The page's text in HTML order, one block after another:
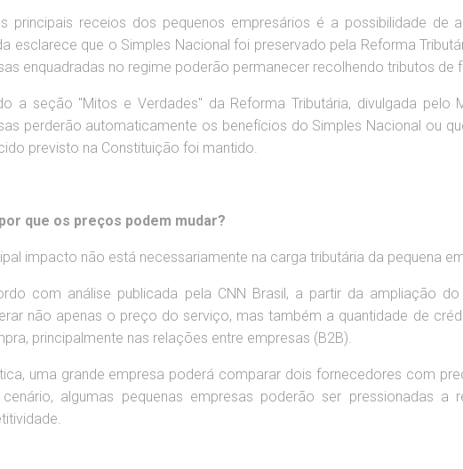
principais receios dos pequenos empresários é a possibilidade
esclarece que o Simples Nacional foi preservado pela Reforma
enquadradas no regime poderão permanecer recolhendo tributos
a seção "Mitos e Verdades" da Reforma Tributária, divulgada
perderão automaticamente os benefícios do Simples Nacional ou
previsto na Constituição foi mantido.
que os preços podem mudar?
impacto não está necessariamente na carga tributária da pequena
com análise publicada pela CNN Brasil, a partir da ampliação
não apenas o preço do serviço, mas também a quantidade de
principalmente nas relações entre empresas (B2B).
uma grande empresa poderá comparar dois fornecedores com
cenário, algumas pequenas empresas poderão ser pressionadas